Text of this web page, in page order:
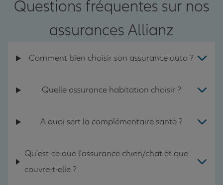
Questions fréquentes sur nos
assurances Allianz
Comment bien choisir son assurance auto ?
Quelle assurance habitation choisir ?
A quoi sert la complémentaire santé ?
Qu'est-ce que l'assurance chien/chat et que
couvre-t-elle ?